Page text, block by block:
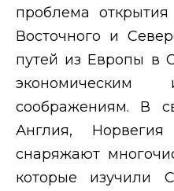
проблема
Восточного и
путей из Европы в
экономическим
соображениям. В
Англия,
снаряжают
которые изучили